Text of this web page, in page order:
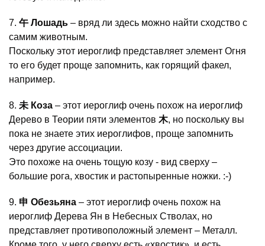
7. 午 Лошадь – вряд ли здесь можно найти сходство с
самим животным.
Поскольку этот иероглиф представляет элемент Огня
то его будет проще запомнить, как горящий факел,
например.
8. 未 Коза – этот иероглиф очень похож на иероглиф
Дерево в Теории пяти элементов 木, но поскольку вы
пока не знаете этих иероглифов, проще запомнить
через другие ассоциации.
Это похоже на очень тощую козу - вид сверху –
большие рога, хвостик и растопыренные ножки. :-)
9. 申 Обезьяна – этот иероглиф очень похож на
иероглиф Дерева Ян в Небесных Стволах, но
представляет противоположный элемент – Металл.